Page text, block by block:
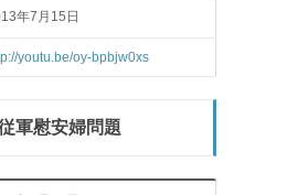
年7月15日
youtu.be/oy-bpbjw0xs
軍慰安婦問題